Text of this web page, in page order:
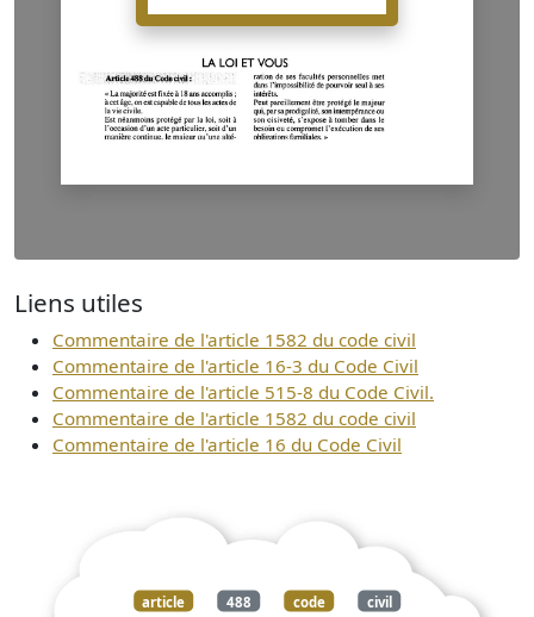
Liens utiles
Commentaire de l'article 1582 du code civil
Commentaire de l'article 16-3 du Code Civil
Commentaire de l'article 515-8 du Code Civil.
Commentaire de l'article 1582 du code civil
Commentaire de l'article 16 du Code Civil
article 488 code civil